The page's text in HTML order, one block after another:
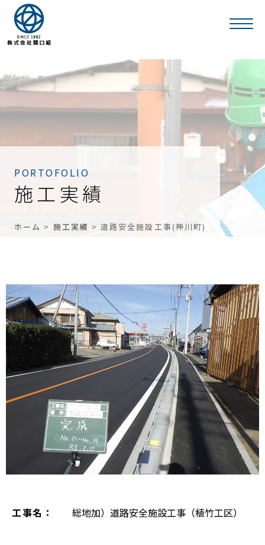
施工実績
PORTOFOLIO
ホーム > 施工実績 >道路安全施設工事(神川町)
工事名： 総地加）道路安全施設工事（植竹工区）